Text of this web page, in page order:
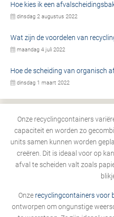
Hoe kies ik een
dinsdag 2 augustus 2022
Wat zijn de voordelen van
maandag 4 juli 2022
Hoe de scheiding van organisch
dinsdag 1 maart 2022
Onze recyclingcontainers
capaciteit en worden zo
units samen kunnen worden
creëren. Dit is ideaal voor op
afval te scheiden valt zoals
Onze recyclingcontainers voor
ontworpen om ongunstige